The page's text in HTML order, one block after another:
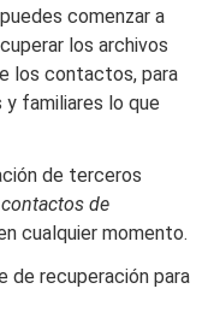
comenzar a
los archivos
los contactos, para
familiares lo que
de terceros
de
cualquier momento.
de recuperación para